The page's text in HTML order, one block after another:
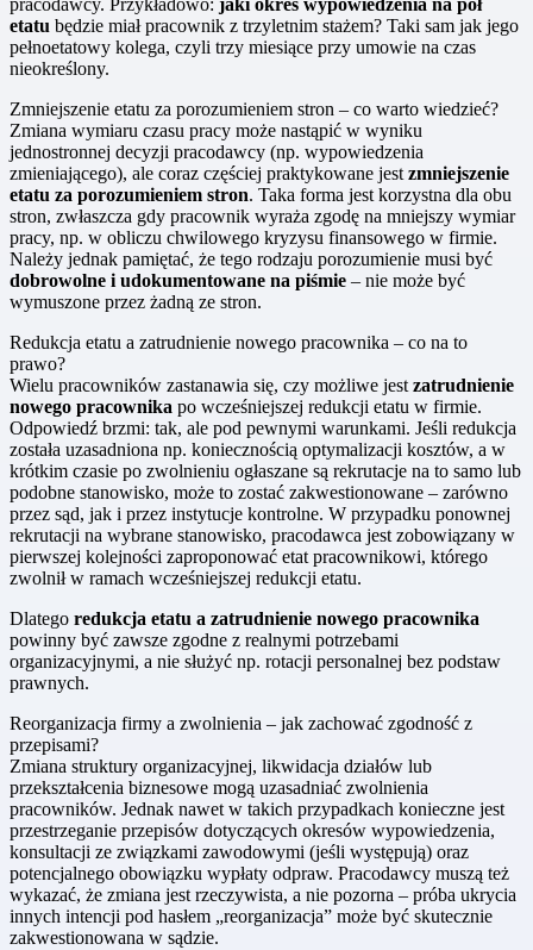
pracodawcy. Przykładowo: jaki okres wypowiedzenia na pół
etatu będzie miał pracownik z trzyletnim stażem? Taki sam jak jego
pełnoetatowy kolega, czyli trzy miesiące przy umowie na czas
nieokreślony.
Zmniejszenie etatu za porozumieniem stron – co warto wiedzieć?
Zmiana wymiaru czasu pracy może nastąpić w wyniku
jednostronnej decyzji pracodawcy (np. wypowiedzenia
zmieniającego), ale coraz częściej praktykowane jest zmniejszenie
etatu za porozumieniem stron. Taka forma jest korzystna dla obu
stron, zwłaszcza gdy pracownik wyraża zgodę na mniejszy wymiar
pracy, np. w obliczu chwilowego kryzysu finansowego w firmie.
Należy jednak pamiętać, że tego rodzaju porozumienie musi być
dobrowolne i udokumentowane na piśmie – nie może być
wymuszone przez żadną ze stron.
Redukcja etatu a zatrudnienie nowego pracownika – co na to
prawo?
Wielu pracowników zastanawia się, czy możliwe jest zatrudnienie
nowego pracownika po wcześniejszej redukcji etatu w firmie.
Odpowiedź brzmi: tak, ale pod pewnymi warunkami. Jeśli redukcja
została uzasadniona np. koniecznością optymalizacji kosztów, a w
krótkim czasie po zwolnieniu ogłaszane są rekrutacje na to samo lub
podobne stanowisko, może to zostać zakwestionowane – zarówno
przez sąd, jak i przez instytucje kontrolne. W przypadku ponownej
rekrutacji na wybrane stanowisko, pracodawca jest zobowiązany w
pierwszej kolejności zaproponować etat pracownikowi, którego
zwolnił w ramach wcześniejszej redukcji etatu.
Dlatego redukcja etatu a zatrudnienie nowego pracownika
powinny być zawsze zgodne z realnymi potrzebami
organizacyjnymi, a nie służyć np. rotacji personalnej bez podstaw
prawnych.
Reorganizacja firmy a zwolnienia – jak zachować zgodność z
przepisami?
Zmiana struktury organizacyjnej, likwidacja działów lub
przekształcenia biznesowe mogą uzasadniać zwolnienia
pracowników. Jednak nawet w takich przypadkach konieczne jest
przestrzeganie przepisów dotyczących okresów wypowiedzenia,
konsultacji ze związkami zawodowymi (jeśli występują) oraz
potencjalnego obowiązku wypłaty odpraw. Pracodawcy muszą też
wykazać, że zmiana jest rzeczywista, a nie pozorna – próba ukrycia
innych intencji pod hasłem „reorganizacja” może być skutecznie
zakwestionowana w sądzie.